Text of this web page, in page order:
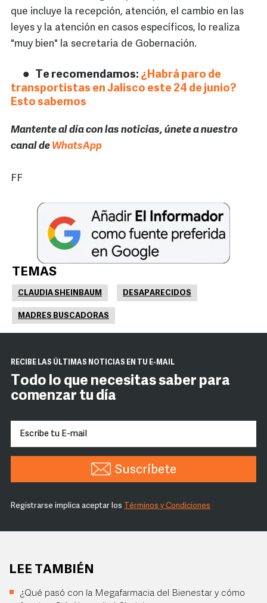
que incluye la recepción, atención, el cambio en las
leyes y la atención en casos específicos, lo realiza
"muy bien" la secretaria de Gobernación.
Te recomendamos: ¿Habrá paro de
transportistas en Jalisco este 24 de junio?
Esto sabemos
Mantente al día con las noticias, únete a nuestro
canal de WhatsApp
FF
TEMAS
CLAUDIA SHEINBAUM DESAPARECIDOS
MADRES BUSCADORAS
RECIBE LAS ÚLTIMAS NOTICIAS EN TU E-MAIL
Todo lo que necesitas saber para
comenzar tu día
Suscríbete
Registrarse implica aceptar los Términos y Condiciones
LEE TAMBIÉN
¿Qué pasó con la Megafarmacia del Bienestar y cómo